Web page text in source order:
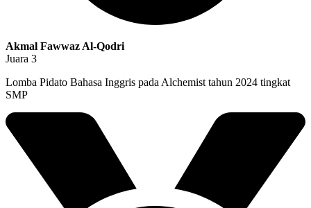
Akmal Fawwaz Al-Qodri
Juara 3
Lomba Pidato Bahasa Inggris pada Alchemist tahun 2024 tingkat
SMP